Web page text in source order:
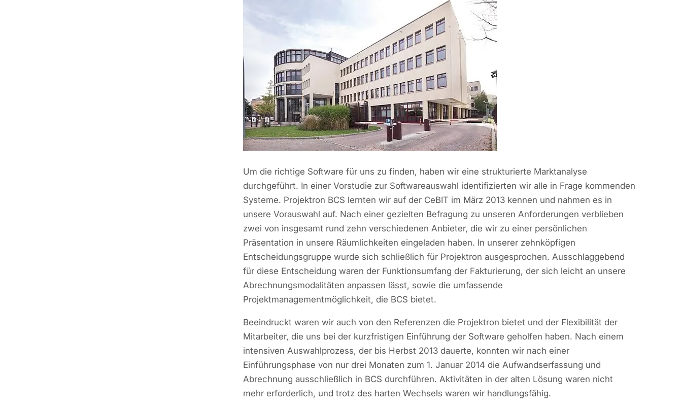
Um die richtige Software für uns zu finden, haben wir eine strukturierte Marktanalyse
durchgeführt. In einer Vorstudie zur Softwareauswahl identifizierten wir alle in Frage kommenden
Systeme. Projektron BCS lernten wir auf der CeBIT im März 2013 kennen und nahmen es in
unsere Vorauswahl auf. Nach einer gezielten Befragung zu unseren Anforderungen verblieben
zwei von insgesamt rund zehn verschiedenen Anbieter, die wir zu einer persönlichen
Präsentation in unsere Räumlichkeiten eingeladen haben. In unserer zehnköpfigen
Entscheidungsgruppe wurde sich schließlich für Projektron ausgesprochen. Ausschlaggebend
für diese Entscheidung waren der Funktionsumfang der Fakturierung, der sich leicht an unsere
Abrechnungsmodalitäten anpassen lässt, sowie die umfassende
Projektmanagementmöglichkeit, die BCS bietet.
Beeindruckt waren wir auch von den Referenzen die Projektron bietet und der Flexibilität der
Mitarbeiter, die uns bei der kurzfristigen Einführung der Software geholfen haben. Nach einem
intensiven Auswahlprozess, der bis Herbst 2013 dauerte, konnten wir nach einer
Einführungsphase von nur drei Monaten zum 1. Januar 2014 die Aufwandserfassung und
Abrechnung ausschließlich in BCS durchführen. Aktivitäten in der alten Lösung waren nicht
mehr erforderlich, und trotz des harten Wechsels waren wir handlungsfähig.